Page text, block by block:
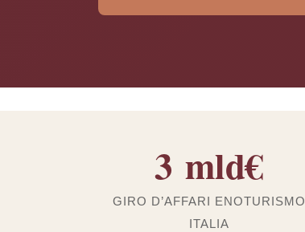
3 mld€
GIRO D’AFFARI ENOTURISMO
ITALIA